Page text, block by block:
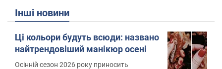
Інші новини
Ці кольори будуть всюди: названо
найтрендовіший манікюр осені
Осінній сезон 2026 року приносить